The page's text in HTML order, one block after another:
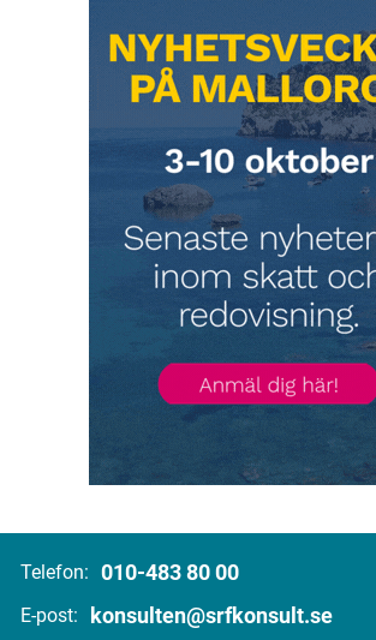
Telefon: 010-483 80 00
E-post: konsulten@srfkonsult.se